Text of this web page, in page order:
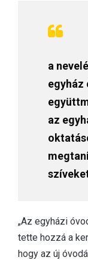
a
egyház
az
„Az egyházi
tette hozzá a
hogy az új